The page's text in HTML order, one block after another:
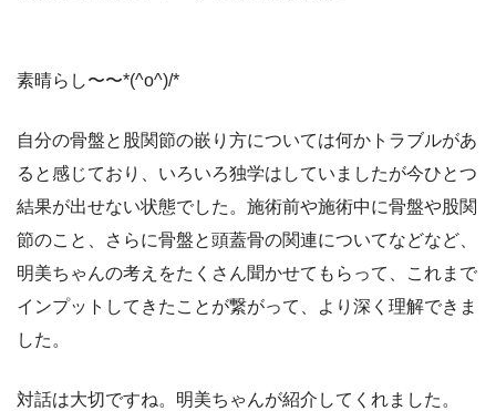
素晴らし〜〜*(^o^)/*
自分の骨盤と股関節の嵌り方については何かトラブルがあ
ると感じており、いろいろ独学はしていましたが今ひとつ
結果が出せない状態でした。施術前や施術中に骨盤や股関
節のこと、さらに骨盤と頭蓋骨の関連についてなどなど、
明美ちゃんの考えをたくさん聞かせてもらって、これまで
インプットしてきたことが繋がって、より深く理解できま
した。
対話は大切ですね。明美ちゃんが紹介してくれました。